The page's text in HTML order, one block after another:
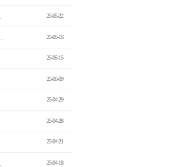
25-05-22
25-05-16
25-05-15
25-05-09
25-04-29
25-04-28
25-04-21
25-04-18